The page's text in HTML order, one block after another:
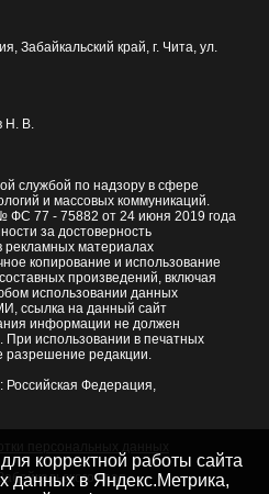
Забайкальский край, г. Чита ул.
Н. В.
службой по надзору в сфере
и массовых коммуникаций.
ФС 77 - 75882 от 24 июня 2019 года
за достоверность
материалах
копирование и использование
произведений, включая
использовании данных
ссылка на данный сайт
информации не должен
использовании в печатных
редакции.
Федерация,
края
корректной работы сайта
данных в Яндекс.Метрика,